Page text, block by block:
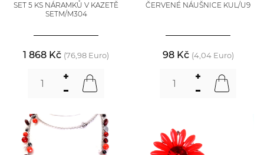
SET 5 KS NÁRAMKŮ V KAZETĚ
SETM/M304
1 868 Kč (76,98 Euro)
ČERVENÉ NÁUŠNICE KUL/U9
98 Kč (4,04 Euro)